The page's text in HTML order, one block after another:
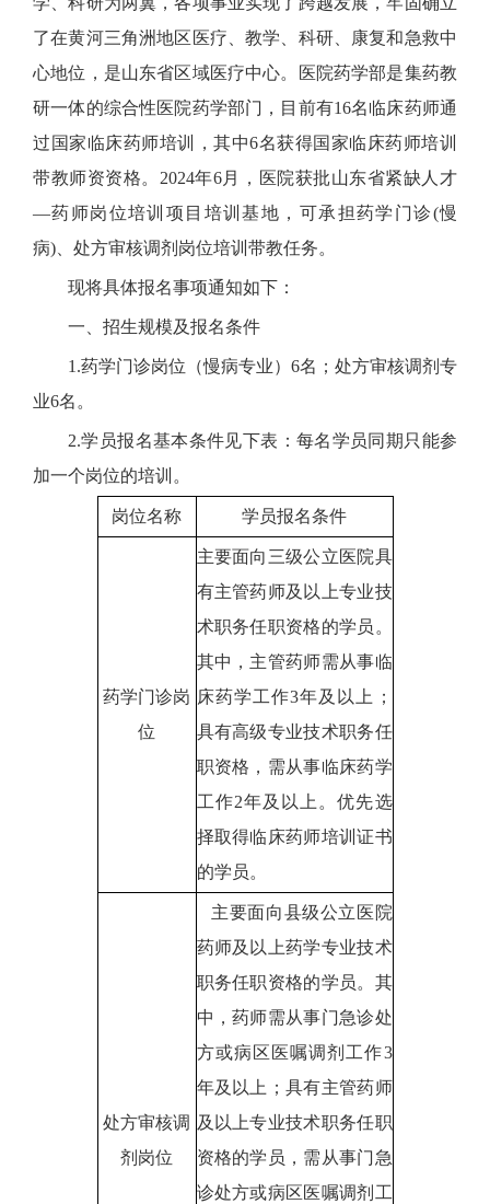
了在黄河三角洲地区医疗、教学、科研、康复和急救中
心地位，是山东省区域医疗中心。医院药学部是集药教
研一体的综合性医院药学部门，目前有16名临床药师通
过国家临床药师培训，其中6名获得国家临床药师培训
带教师资资格。2024年6月，医院获批山东省紧缺人才
—药师岗位培训项目培训基地，可承担药学门诊(慢
病)、处方审核调剂岗位培训带教任务。
现将具体报名事项通知如下：
一、招生规模及报名条件
1.药学门诊岗位（慢病专业）6名；处方审核调剂专
业6名。
2.学员报名基本条件见下表：每名学员同期只能参
加一个岗位的培训。
岗位名称 学员报名条件
药学门诊岗
位
主要面向三级公立医院具
有主管药师及以上专业技
术职务任职资格的学员。
其中，主管药师需从事临
床药学工作3年及以上；
具有高级专业技术职务任
职资格，需从事临床药学
工作2年及以上。优先选
择取得临床药师培训证书
的学员。
处方审核调
剂岗位
主要面向县级公立医院
药师及以上药学专业技术
职务任职资格的学员。其
中，药师需从事门急诊处
方或病区医嘱调剂工作3
年及以上；具有主管药师
及以上专业技术职务任职
资格的学员，需从事门急
诊处方或病区医嘱调剂工